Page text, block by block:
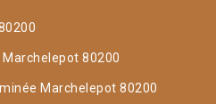
80200
Marchelepot 80200